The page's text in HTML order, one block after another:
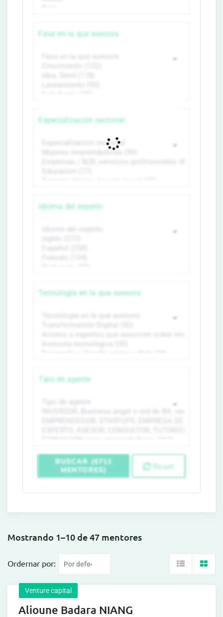
Fase en la que asesora
Especialización sectorial
Idioma del experto
Tecnología en la que asesora
Tipo de agente
BUSCAR (6711
MENTORES)
Reset
Mostrando 1–10 de 47 mentores
Ordernar por:
Venture capital
Alioune Badara NIANG